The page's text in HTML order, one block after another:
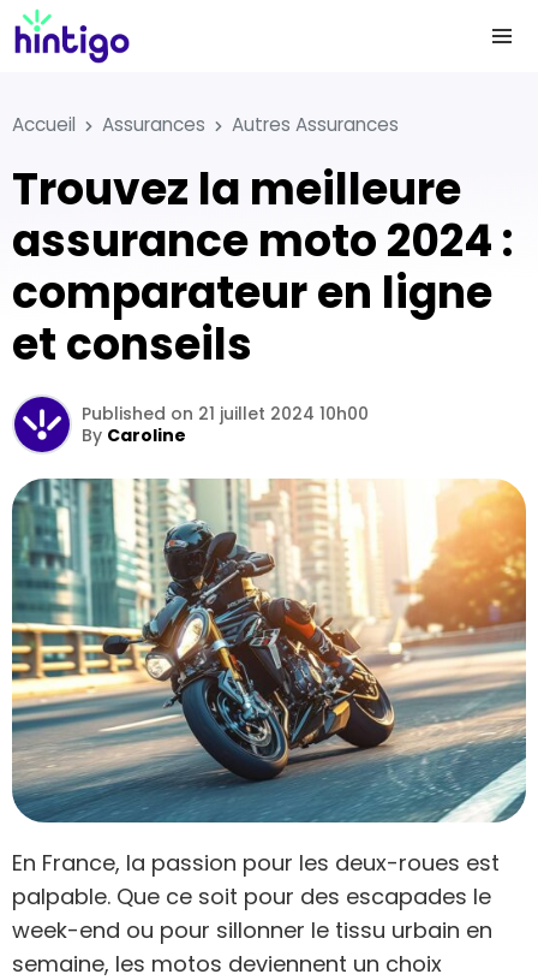
Accueil Assurances Autres Assurances
Trouvez la meilleure
assurance moto 2024 :
comparateur en ligne
et conseils
By Caroline
Published on 21 juillet 2024 10h00
En France, la passion pour les deux-roues est
palpable. Que ce soit pour des escapades le
week-end ou pour sillonner le tissu urbain en
semaine, les motos deviennent un choix